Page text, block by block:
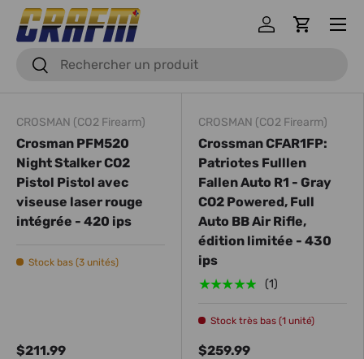
Recherche
Recherche
Se connecter
Panier
Menu
CROSMAN (CO2 Firearm)
Crosman PFM520
Night Stalker CO2
Pistol Pistol avec
viseuse laser rouge
intégrée - 420 ips
Stock bas (3 unités)
$211.99
CROSMAN (CO2 Firearm)
Crossman CFAR1FP:
Patriotes Fulllen
Fallen Auto R1 - Gray
CO2 Powered, Full
Auto BB Air Rifle,
édition limitée - 430
ips
★★★★★ (1)
Stock très bas (1 unité)
$259.99